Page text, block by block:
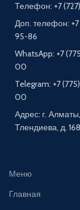
Телефон: +7
Доп. телефон:
95-86
WhatsApp: +7
00
Telegram: +7
00
Адрес: г.
Тлендиева, д.
Меню
Главная